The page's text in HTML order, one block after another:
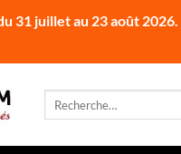
31 juillet au 23 août 2026.